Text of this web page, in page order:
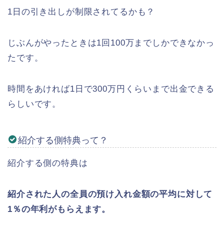
1日の引き出しが制限されてるかも？
じぶんがやったときは1回100万までしかできなかっ
たです。
時間をあければ1日で300万円くらいまで出金できる
らしいです。
紹介する側特典って？
紹介する側の特典は
紹介された人の全員の預け入れ金額の平均に対して
1％の年利がもらえます。